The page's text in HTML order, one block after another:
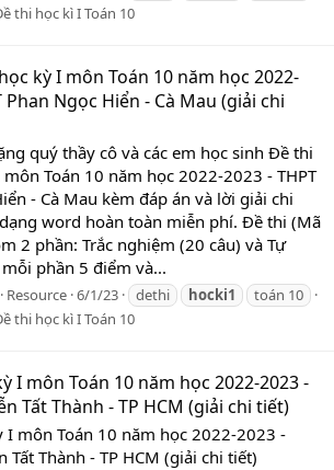
thi học kì I Toán 10
kỳ I môn Toán 10 năm học 2022-
Phan Ngọc Hiển - Cà Mau (giải chi
quý thầy cô và các em học sinh Đề thi
Toán 10 năm học 2022-2023 - THPT
- Cà Mau kèm đáp án và lời giải chi
word hoàn toàn miễn phí. Đề thi (Mã
2 phần: Trắc nghiệm (20 câu) và Tự
phần 5 điểm và...
Resource 6/1/23 dethi hocki1
toán 10
thi học kì I Toán 10
I môn Toán 10 năm học 2022-2023 -
Tất Thành - TP HCM (giải chi tiết)
I môn Toán 10 năm học 2022-2023 -
Tất Thành - TP HCM (giải chi tiết)